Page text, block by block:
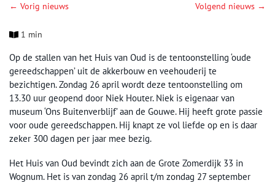
← Vorig nieuws Volgend nieuws →
1 min
Op de stallen van het Huis van Oud is de tentoonstelling ‘oude
gereedschappen’ uit de akkerbouw en veehouderij te
bezichtigen. Zondag 26 april wordt deze tentoonstelling om
13.30 uur geopend door Niek Houter. Niek is eigenaar van
museum ‘Ons Buitenverblijf’ aan de Gouwe. Hij heeft grote passie
voor oude gereedschappen. Hij knapt ze vol liefde op en is daar
zeker 300 dagen per jaar mee bezig.
Het Huis van Oud bevindt zich aan de Grote Zomerdijk 33 in
Wognum. Het is van zondag 26 april t/m zondag 27 september